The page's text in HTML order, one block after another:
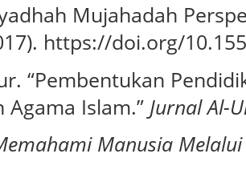
Mujahadah
https://doi.org/
“Pembentukan
Agama Islam.” Jurnal Al-
Manusia